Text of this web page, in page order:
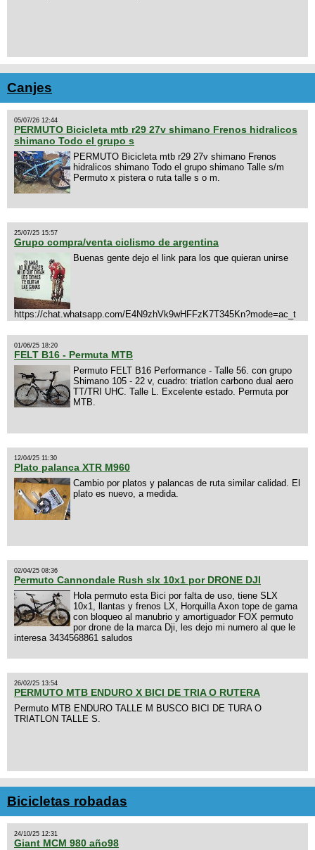
Canjes
05/07/26 12:44
PERMUTO Bicicleta mtb r29 27v shimano Frenos hidralicos
shimano Todo el grupo s
PERMUTO Bicicleta mtb r29 27v shimano Frenos
hidralicos shimano Todo el grupo shimano Talle s/m
Permuto x pistera o ruta talle s o m.
25/07/25 15:57
Grupo compra/venta ciclismo de argentina
Buenas gente dejo el link para los que quieran unirse
https://chat.whatsapp.com/E4N9zhVk9wHFFzK7T345Kn?mode=ac_t
01/06/25 18:20
FELT B16 - Permuta MTB
Permuto FELT B16 Performance - Talle 56. con grupo
Shimano 105 - 22 v, cuadro: triatlon carbono dual aero
TT/TRI UHC. Talle L. Excelente estado. Permuta por
MTB.
12/04/25 11:30
Plato palanca XTR M960
Cambio por platos y palancas de ruta similar calidad. El
plato es nuevo, a medida.
02/04/25 08:36
Permuto Cannondale Rush slx 10x1 por DRONE DJI
Hola permuto esta Bici por falta de uso, tiene SLX
10x1, llantas y frenos LX, Horquilla Axon tope de gama
con bloqueo al manubrio y amortiguador FOX permuto
por drone de la marca Dji, les dejo mi numero al que le
interesa 3434568861 saludos
26/02/25 13:54
PERMUTO MTB ENDURO X BICI DE TRIA O RUTERA
Permuto MTB ENDURO TALLE M BUSCO BICI DE TURA O
TRIATLON TALLE S.
Bicicletas robadas
24/10/25 12:31
Giant MCM 980 año98